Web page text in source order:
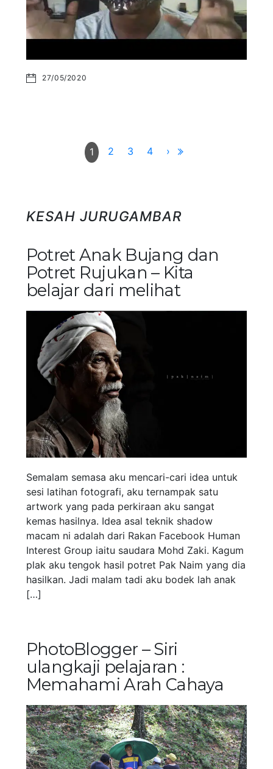
27/05/2020
1 2 3 4 ›
KESAH JURUGAMBAR
Potret Anak Bujang dan
Potret Rujukan – Kita
belajar dari melihat
Semalam semasa aku mencari-cari idea untuk
sesi latihan fotografi, aku ternampak satu
artwork yang pada perkiraan aku sangat
kemas hasilnya. Idea asal teknik shadow
macam ni adalah dari Rakan Facebook Human
Interest Group iaitu saudara Mohd Zaki. Kagum
plak aku tengok hasil potret Pak Naim yang dia
hasilkan. Jadi malam tadi aku bodek lah anak
[…]
PhotoBlogger – Siri
ulangkaji pelajaran :
Memahami Arah Cahaya